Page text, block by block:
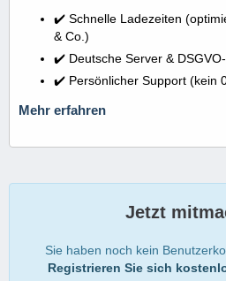
✔️ Schnelle Ladezeiten
& Co.)
✔️ Deutsche Server &
✔️ Persönlicher Support (kein
Mehr erfahren
Jetzt
Sie haben noch kein
Registrieren Sie sich